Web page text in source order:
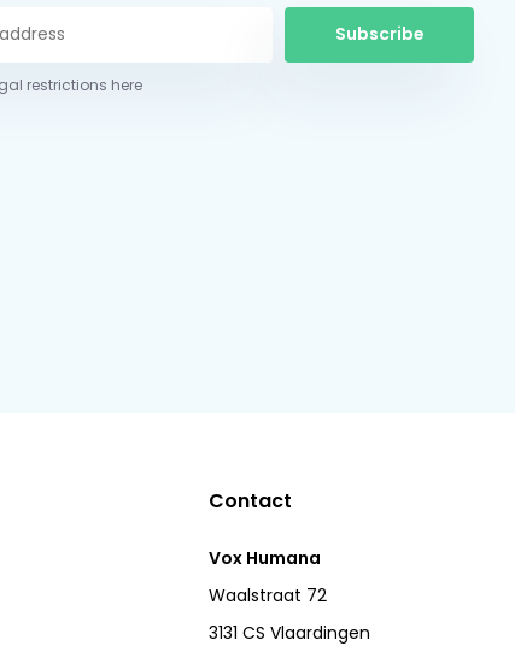
Subscribe
restrictions here
Contact
Vox Humana
Waalstraat 72
3131 CS Vlaardingen